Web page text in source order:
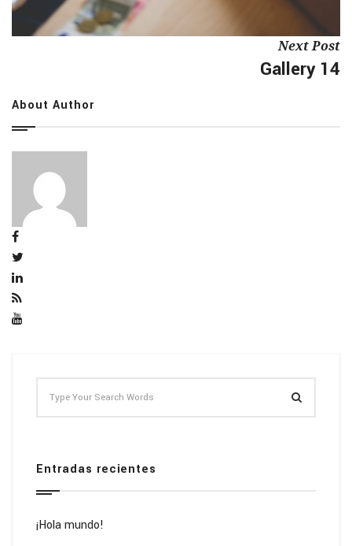
Next Post
Gallery 14
About Author
Entradas recientes
¡Hola mundo!